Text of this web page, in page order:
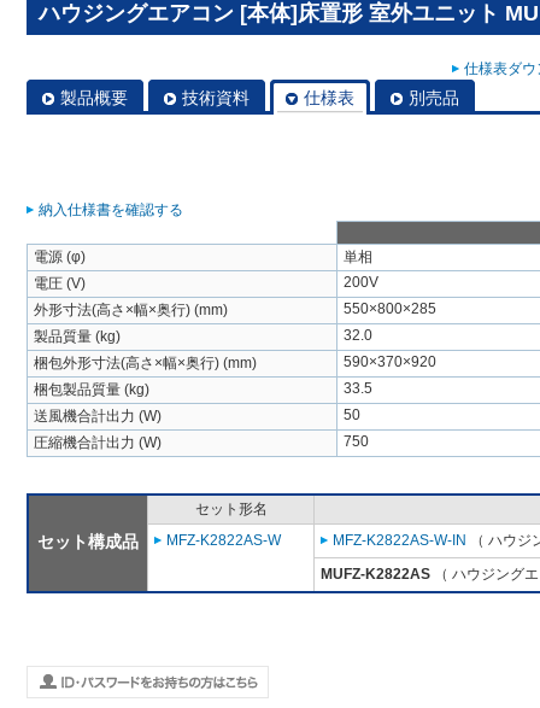
ハウジングエアコン [本体]床置形 室外ユニット
仕様表ダ
製品概要 技術資料 仕様表 別売品
納入仕様書を確認する
電源 (φ)
単相
電圧 (V)
200V
外形寸法(高さ×幅×奥行) (mm)
550×800×285
製品質量 (kg)
32.0
梱包外形寸法(高さ×幅×奥行) (mm)
590×370×920
梱包製品質量 (kg)
33.5
送風機合計出力 (W)
50
圧縮機合計出力 (W)
750
セット構成品
セット形名
MFZ-K2822AS-W
MFZ-K2822AS-W-IN
（ ハウジ
MUFZ-K2822AS （ ハウジング